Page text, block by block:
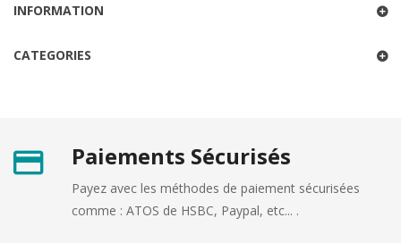
INFORMATION
CATEGORIES
Paiements Sécurisés
Payez avec les méthodes de paiement sécurisées
comme : ATOS de HSBC, Paypal, etc... .